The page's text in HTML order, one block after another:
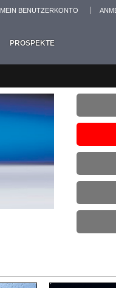
MEIN BENUTZERKONTO
PROSPEKTE